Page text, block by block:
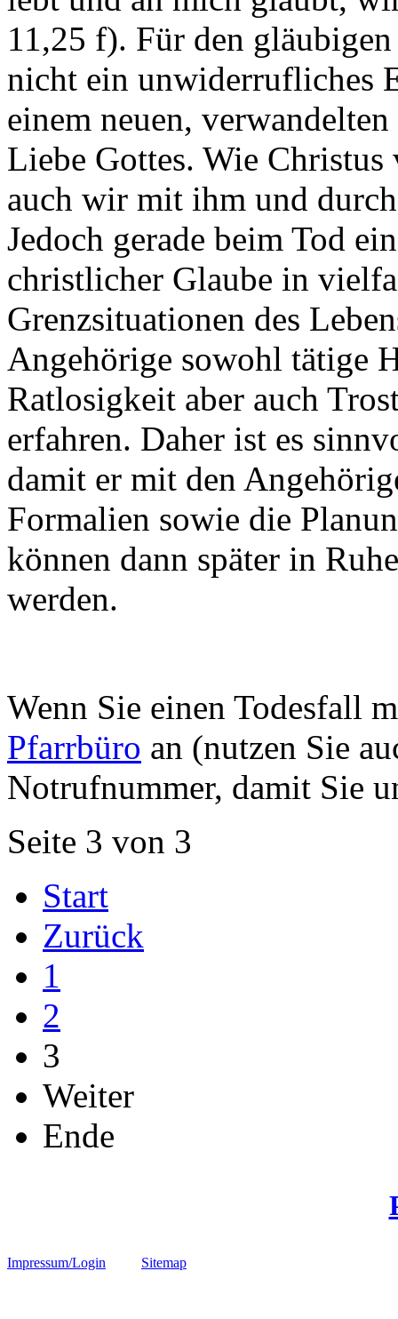
11,25 f). Für den
nicht ein unwiderrufliches
einem neuen,
Liebe Gottes. Wie
auch wir mit ihm und
Jedoch gerade beim Tod
christlicher Glaube in
Grenzsituationen des
Angehörige sowohl tätige
Ratlosigkeit aber auch
erfahren. Daher ist es
damit er mit den
Formalien sowie die
können dann später in
werden.
Wenn Sie einen Todesfall
Pfarrbüro an (nutzen Sie
Notrufnummer, damit Sie
Seite 3 von 3
Start
Zurück
1
2
3
Weiter
Ende
Impressum/Login Sitemap